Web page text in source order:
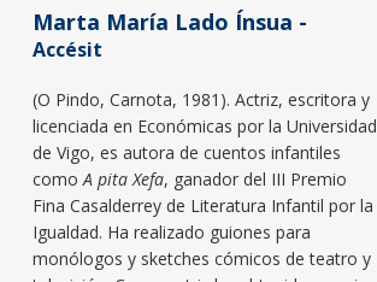
Marta María Lado Ínsua -
Accésit
(O Pindo, Carnota, 1981). Actriz, escritora y
licenciada en Económicas por la Universidad
de Vigo, es autora de cuentos infantiles
comoA pita Xefa, ganador del III Premio
Fina Casalderrey de Literatura Infantil por la
Igualdad. Ha realizado guiones para
monólogos y sketches cómicos de teatro y